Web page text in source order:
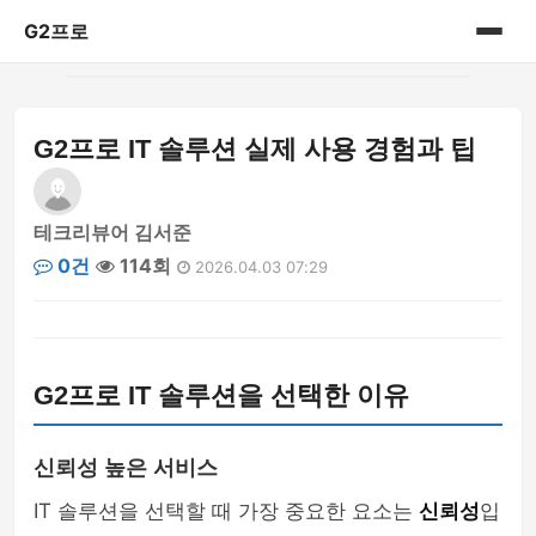
G2프로
IT리뷰
G2프로 IT 솔루션 실제 사용 경험과 팁
테크리뷰어 김서준
0건
114회 2026.04.03 07:29
G2프로 IT 솔루션을 선택한 이유
신뢰성 높은 서비스
IT 솔루션을 선택할 때 가장 중요한 요소는 신뢰성입